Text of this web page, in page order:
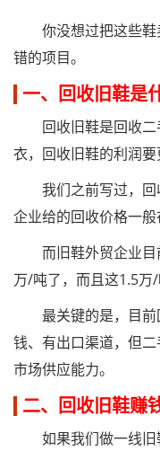
你没想过把这些鞋
错的项目。
一、回收旧鞋是
回收旧鞋是回收二
衣，回收旧鞋的利润要
我们之前写过，回
企业给的回收价格一般
而旧鞋外贸企业目
万/吨了，而且这1.5万/
最关键的是，目前
钱、有出口渠道，但
市场供应能力。
二、回收旧鞋赚
如果我们做一线旧